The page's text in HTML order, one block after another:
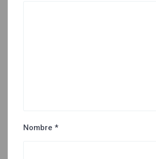
Nombre *